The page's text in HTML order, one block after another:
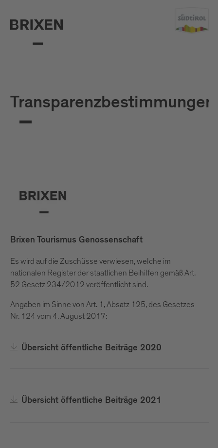
Transparenzbestimmungen
Brixen Tourismus Genossenschaft
Es wird auf die Zuschüsse verwiesen, welche im
nationalen Register der staatlichen Beihilfen gemäß Art.
52 Gesetz 234/2012 veröffentlicht sind.
Angaben im Sinne von Art. 1, Absatz 125, des Gesetzes
Nr. 124 vom 4. August 2017:
Übersicht öffentliche Beiträge 2020
Übersicht öffentliche Beiträge 2021